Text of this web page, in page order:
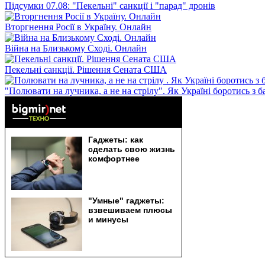
Підсумки 07.08: "Пекельні" санкції і "парад" дронів
Вторгнення Росії в Україну. Онлайн
Війна на Близькому Сході. Онлайн
Пекельні санкції. Рішення Сената США
"Полювати на лучника, а не на стрілу". Як Україні боротись з